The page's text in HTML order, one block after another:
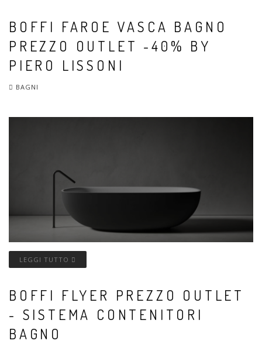
BOFFI FAROE VASCA BAGNO
PREZZO OUTLET -40% BY
PIERO LISSONI
BAGNI
LEGGI TUTTO
BOFFI FLYER PREZZO OUTLET
- SISTEMA CONTENITORI
BAGNO